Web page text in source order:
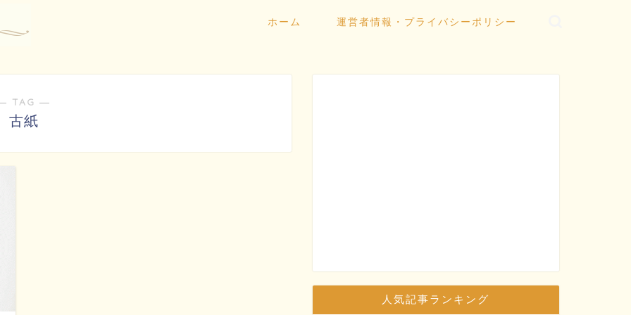
ホーム 運営者情報・プライバシーポリシー
TAG ―
古紙
人気記事ランキング